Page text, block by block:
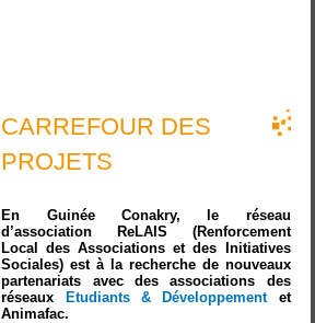
CARREFOUR DES
PROJETS
En Guinée Conakry, le réseau
d’association ReLAIS (Renforcement
Local des Associations et des Initiatives
Sociales) est à la recherche de nouveaux
partenariats avec des associations des
réseaux Etudiants & Développementet
Animafac.